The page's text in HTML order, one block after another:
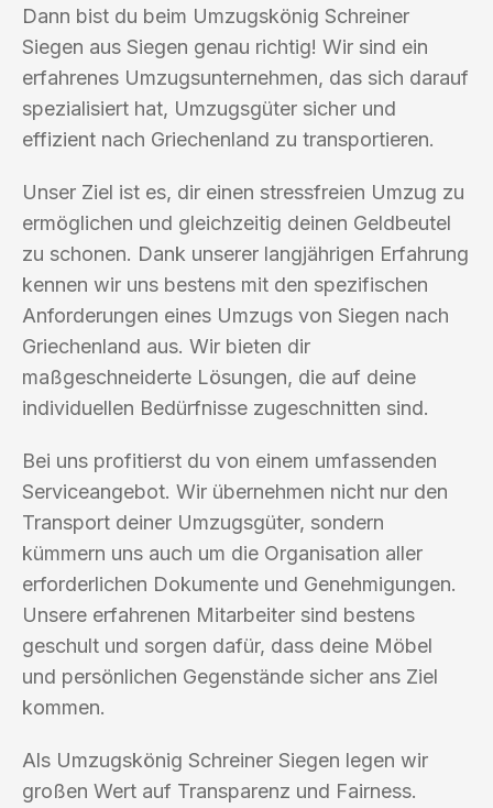
Dann bist du beim Umzugskönig Schreiner
Siegen aus Siegen genau richtig! Wir sind ein
erfahrenes Umzugsunternehmen, das sich darauf
spezialisiert hat, Umzugsgüter sicher und
effizient nach Griechenland zu transportieren.
Unser Ziel ist es, dir einen stressfreien Umzug zu
ermöglichen und gleichzeitig deinen Geldbeutel
zu schonen. Dank unserer langjährigen Erfahrung
kennen wir uns bestens mit den spezifischen
Anforderungen eines Umzugs von Siegen nach
Griechenland aus. Wir bieten dir
maßgeschneiderte Lösungen, die auf deine
individuellen Bedürfnisse zugeschnitten sind.
Bei uns profitierst du von einem umfassenden
Serviceangebot. Wir übernehmen nicht nur den
Transport deiner Umzugsgüter, sondern
kümmern uns auch um die Organisation aller
erforderlichen Dokumente und Genehmigungen.
Unsere erfahrenen Mitarbeiter sind bestens
geschult und sorgen dafür, dass deine Möbel
und persönlichen Gegenstände sicher ans Ziel
kommen.
Als Umzugskönig Schreiner Siegen legen wir
großen Wert auf Transparenz und Fairness.